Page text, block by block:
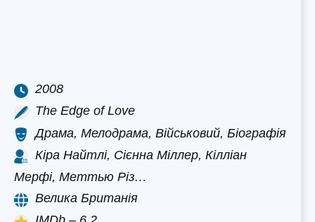
2008
The Edge of Love
Драма, Мелодрама, Військовий, Біографія
Кіра Найтлі, Сієнна Міллер, Кілліан
Мерфі, Меттью Різ…
Велика Британія